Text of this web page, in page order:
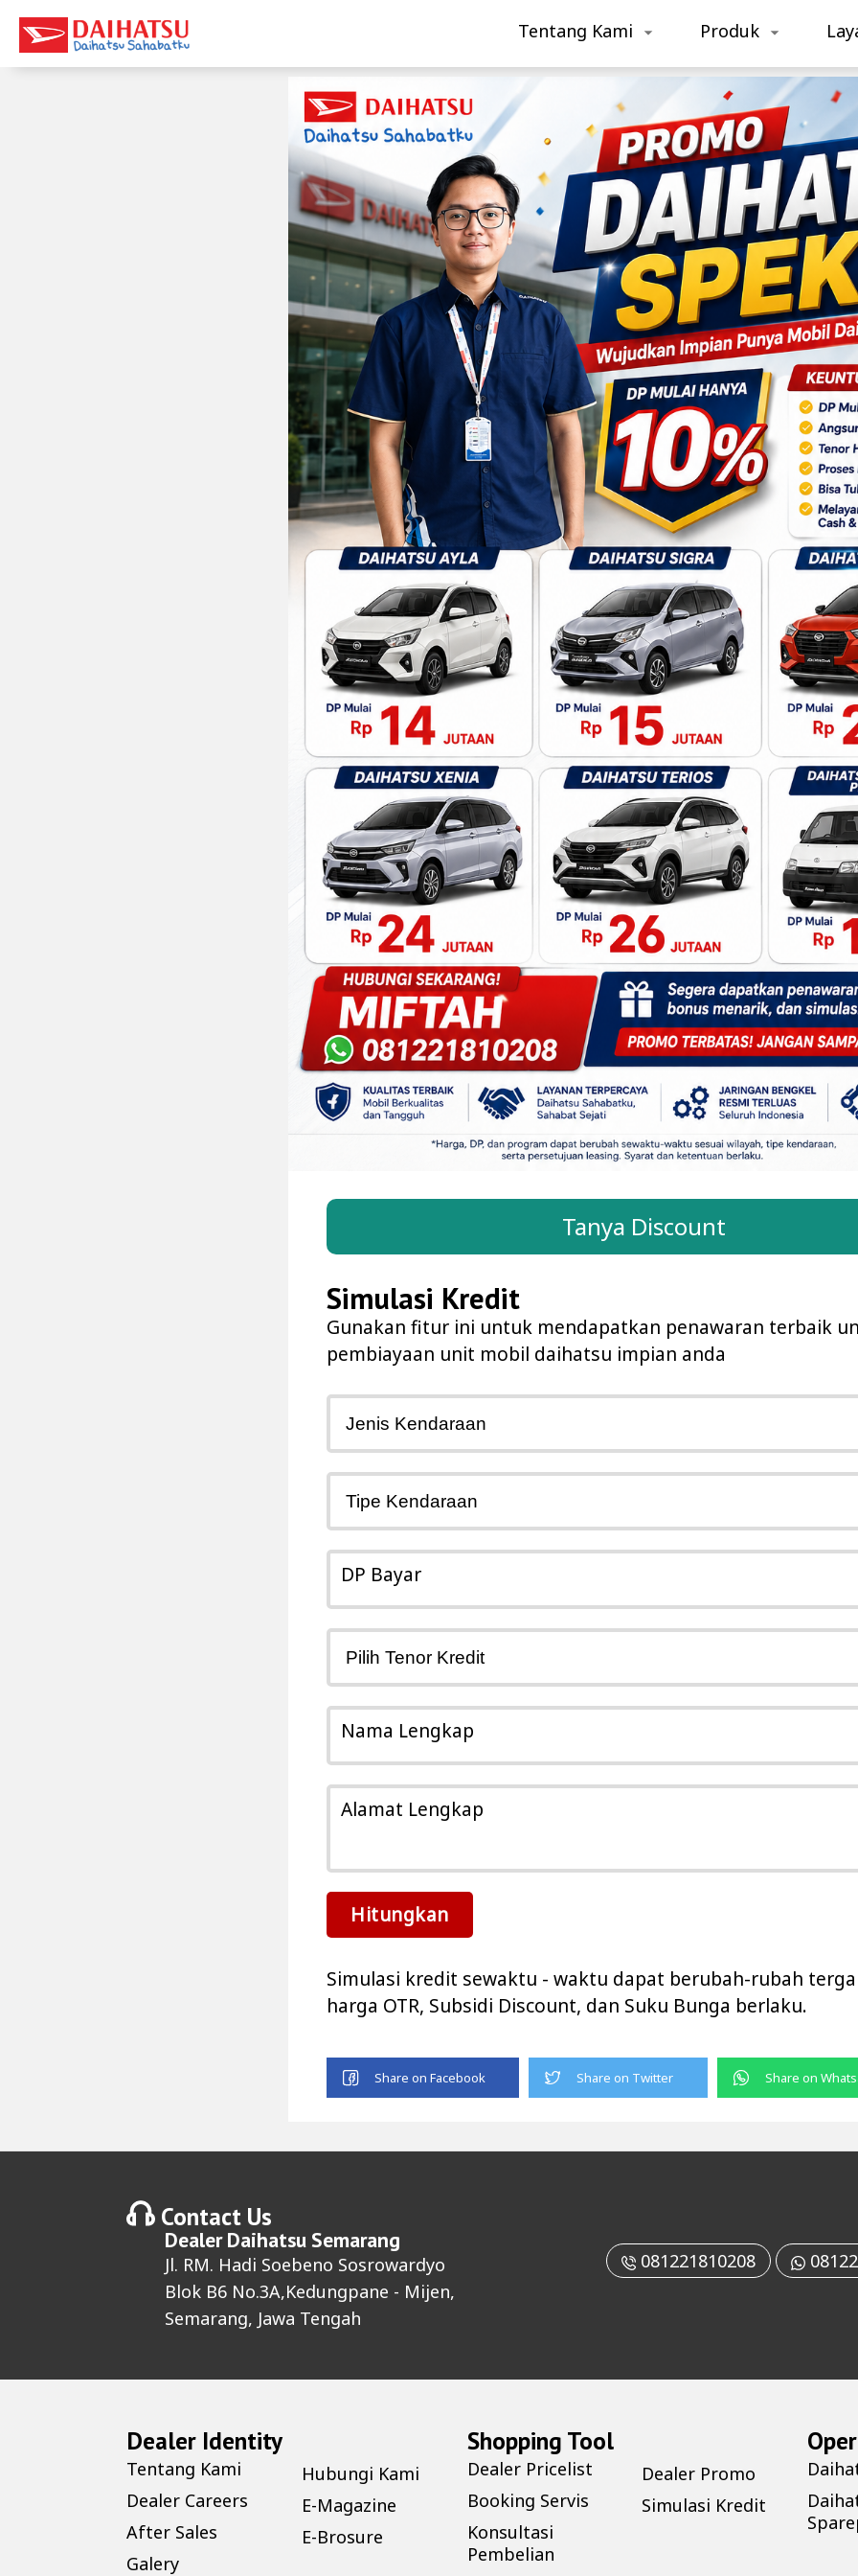
Tentang Kami Produk
Tanya Discount
Simulasi Kredit
Gunakan fitur ini untuk mendapatkan penawaran terbaik
pembiayaan unit mobil daihatsu impian anda
DP Bayar
Nama Lengkap
Alamat Lengkap
Hitungkan
Simulasi kredit sewaktu - waktu dapat berubah-rubah
harga OTR, Subsidi Discount, dan Suku Bunga berlaku.
Contact Us
DealerDaihatsu Semarang
Jl. RM. Hadi Soebeno Sosrowardyo
Blok B6 No.3A,Kedungpane - Mijen,
Semarang, Jawa Tengah
081221810208
Dealer Identity
Tentang Kami
Dealer Careers
After Sales
Galery
Hubungi Kami
E-Magazine
E-Brosure
Shopping Tool
Dealer Pricelist
Booking Servis
Konsultasi
Pembelian
Dealer Promo
Simulasi Kredit